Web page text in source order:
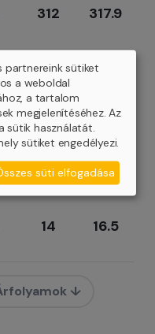
312 317.9
384.5
425.9
14 16.5
↓
partnereink sütiket
a weboldal
a tartalom
megjelenítéséhez. Az
sütik használatát.
sütiket engedélyezi.
süti elfogadása